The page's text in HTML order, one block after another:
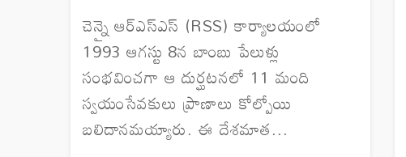
చెన్నై ఆర్ఎస్ఎస్ (RSS) కార్యాలయంలో
1993 ఆగస్టు 8న బాంబు పేలుళ్లు
సంభవించగా ఆ దుర్ఘటనలో 11 మంది
స్వయంసేవకులు ప్రాణాలు కోల్పోయి
బలిదానమయ్యారు. ఈ దేశమాత...